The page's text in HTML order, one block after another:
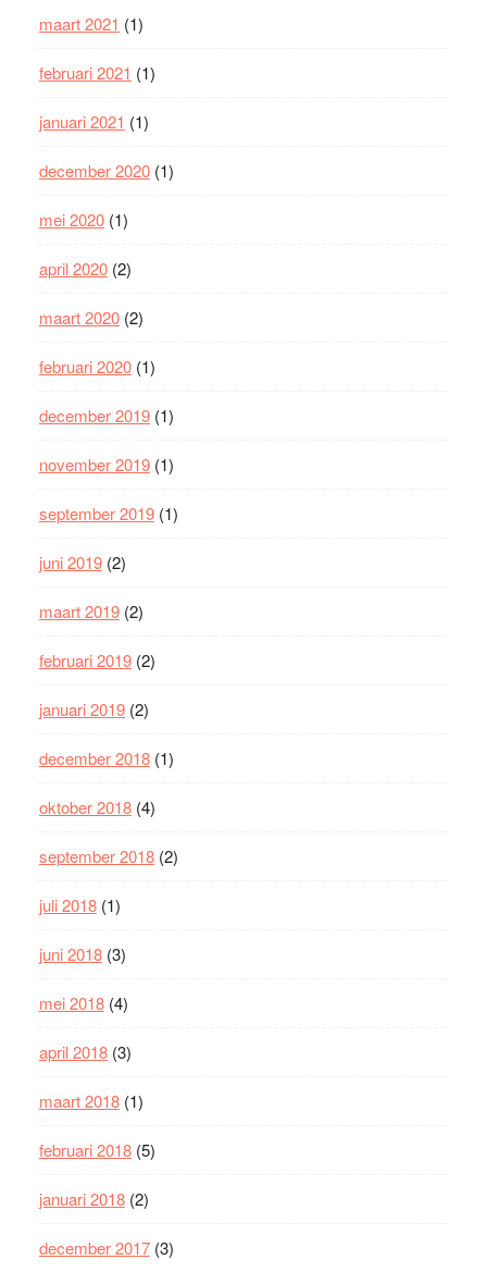
maart 2021 (1)
februari 2021 (1)
januari 2021 (1)
december 2020(1)
mei 2020(1)
april 2020(2)
maart 2020(2)
februari 2020(1)
december 2019(1)
november 2019(1)
september 2019(1)
juni 2019(2)
maart 2019(2)
februari 2019(2)
januari 2019(2)
december 2018(1)
oktober 2018(4)
september 2018(2)
juli 2018(1)
juni 2018(3)
mei 2018(4)
april 2018(3)
maart 2018(1)
februari 2018(5)
januari 2018(2)
december 2017(3)